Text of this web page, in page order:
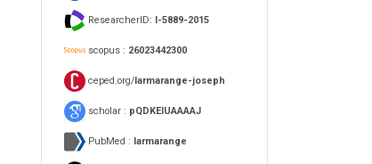
ResearcherID: I-5889-2015
scopus : 26023442300
ceped.org/larmarange-joseph
scholar : pQDKEIUAAAAJ
PubMed : larmarange